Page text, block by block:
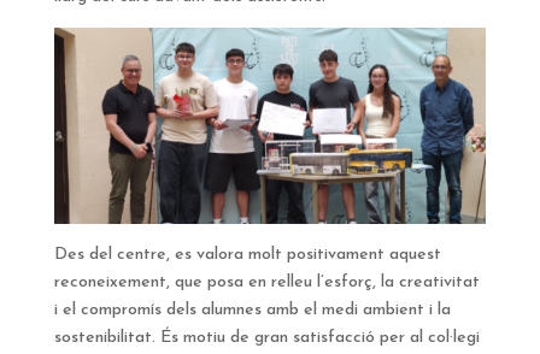
Des del centre, es valora molt positivament aquest
reconeixement, que posa en relleu l’esforç, la creativitat
i el compromís dels alumnes amb el medi ambient i la
sostenibilitat. És motiu de gran satisfacció per al col·legi